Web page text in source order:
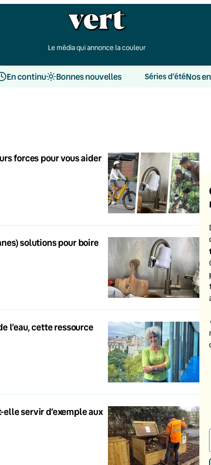
Le média qui annonce la couleur
En continu Bonnes nouvelles Séries d’étéNos
forces pour vous aider
solutions pour boire
l’eau, cette ressource
servir d’exemple aux